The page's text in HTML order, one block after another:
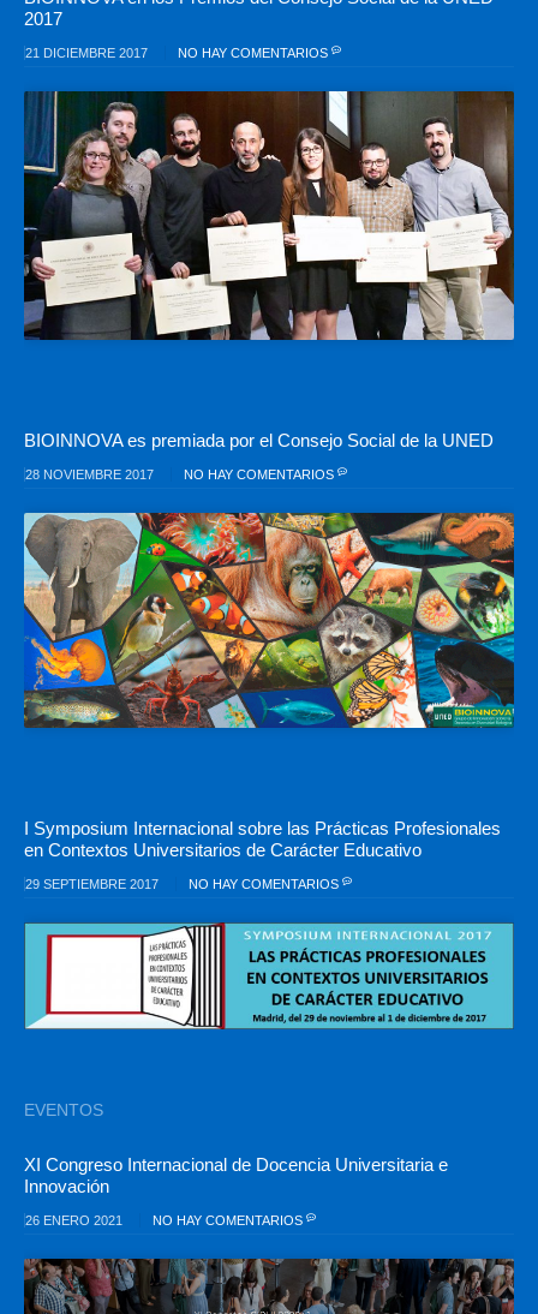
2017
21 DICIEMBRE 2017 NO HAY COMENTARIOS
BIOINNOVA es premiada por el Consejo Social de la UNED
28 NOVIEMBRE 2017 NO HAY COMENTARIOS
I Symposium Internacional sobre las Prácticas Profesionales
en Contextos Universitarios de Carácter Educativo
29 SEPTIEMBRE 2017 NO HAY COMENTARIOS
EVENTOS
XI Congreso Internacional de Docencia Universitaria e
Innovación
26 ENERO 2021 NO HAY COMENTARIOS